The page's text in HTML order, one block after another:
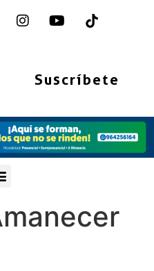
Suscríbete